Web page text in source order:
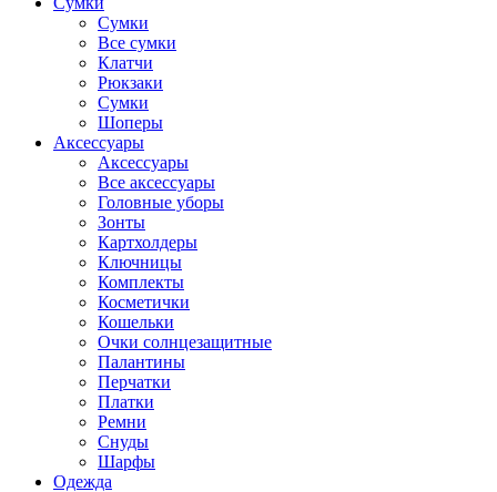
Сумки
Все сумки
Клатчи
Рюкзаки
Сумки
Шоперы
Аксессуары
Аксессуары
Все аксессуары
Головные уборы
Зонты
Картхолдеры
Ключницы
Комплекты
Косметички
Кошельки
Очки солнцезащитные
Палантины
Перчатки
Платки
Ремни
Снуды
Шарфы
Одежда